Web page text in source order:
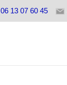
06 13 07 60 45